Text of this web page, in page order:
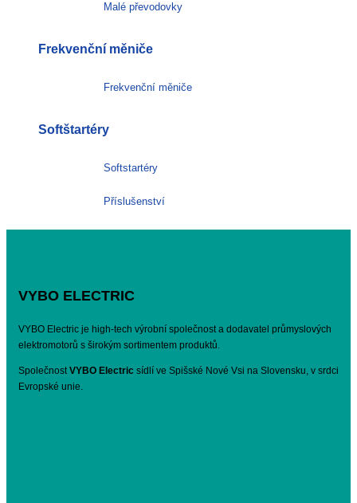
Malé převodovky
Frekvenční měniče
Frekvenční měniče
Softštartéry
Softstartéry
Příslušenství
VYBO ELECTRIC
VYBO Electric je high-tech výrobní společnost a dodavatel průmyslových
elektromotorů s širokým sortimentem produktů.
SpolečnostVYBO Electric sídlí ve Spišské Nové Vsi na Slovensku, v srdci
Evropské unie.